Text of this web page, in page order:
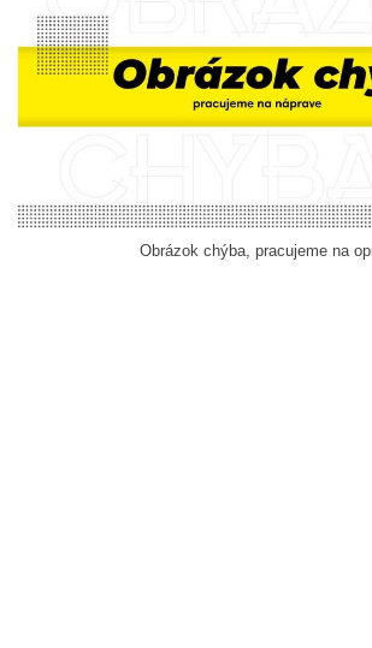
Obrázok chýba, pracujeme na